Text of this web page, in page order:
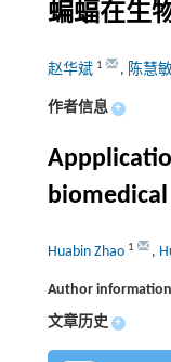
蝙蝠在生
赵华斌 1 , 陈慧
作者信息 +
Huabin Zhao 1 ,
Author information
文章历史 +